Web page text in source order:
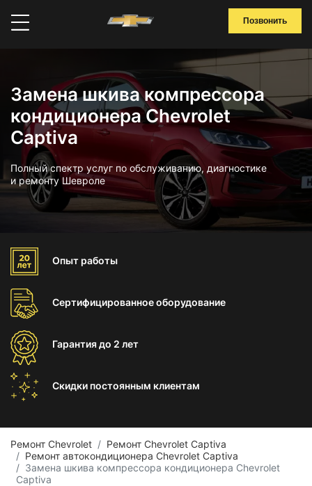
Позвонить
Замена шкива компрессора
кондиционера Chevrolet
Captiva
Полный спектр услуг по обслуживанию, диагностике
и ремонту Шевроле
Опыт работы
Сертифицированноеоборудование
Гарантиядо 2 лет
Скидки постоянным клиентам
Ремонт Chevrolet
Ремонт Chevrolet Captiva
Ремонт автокондиционера Chevrolet Captiva
Замена шкива компрессора кондиционера Chevrolet
Captiva